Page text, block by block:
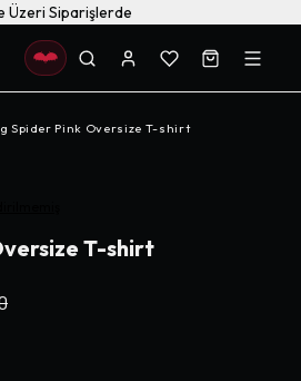
Üzeri Siparişlerde
Spider Pink Oversize T-shirt
T-shirt